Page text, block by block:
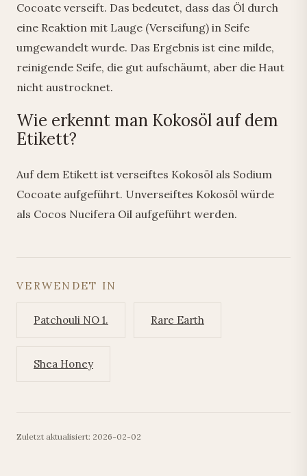
Cocoate verseift. Das bedeutet, dass das Öl durch
eine Reaktion mit Lauge (Verseifung) in Seife
umgewandelt wurde. Das Ergebnis ist eine milde,
reinigende Seife, die gut aufschäumt, aber die Haut
nicht austrocknet.
Wie erkennt man Kokosöl auf dem
Etikett?
Auf dem Etikett ist verseiftes Kokosöl als Sodium
Cocoate aufgeführt. Unverseiftes Kokosöl würde
als Cocos Nucifera Oil aufgeführt werden.
VERWENDET IN
Patchouli NO 1. Rare Earth
Shea Honey
Zuletzt aktualisiert: 2026-02-02